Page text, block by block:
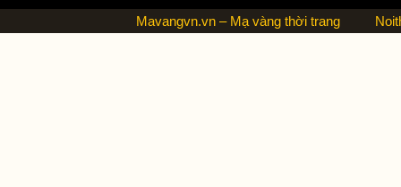
Mavangvn.vn – Mạ vàng thời trang